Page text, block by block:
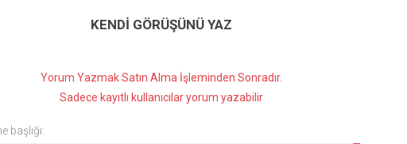
KENDI GÖRÜŞÜNÜ YAZ
Yorum Yazmak Satın Alma İşleminden Sonradır.
Sadece kayıtlı kullanıcılar yorum yazabilir
başlığı: